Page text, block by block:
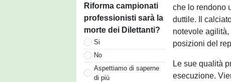
Riforma campionati
professionisti sarà la
morte dei Dilettanti?
Si
No
Aspettiamo di saperne
di più
che lo rendono
duttile. Il
notevole
posizioni del
Le sue qualità
esecuzione.